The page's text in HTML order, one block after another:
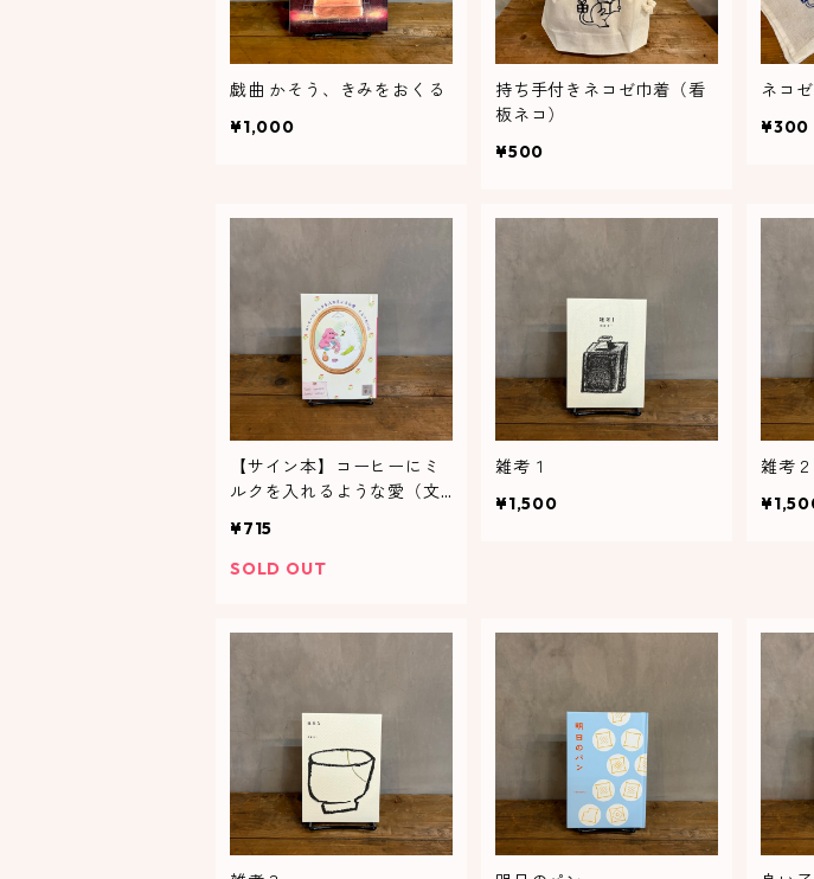
戯曲 かそう、きみをおくる
¥1,000
持ち手付きネコゼ巾着（看
板ネコ）
¥500
ネコ
¥300
【サイン本】コーヒーにミ
ルクを入れるような愛（文
¥715
SOLD OUT
雑考１
¥1,500
雑考２